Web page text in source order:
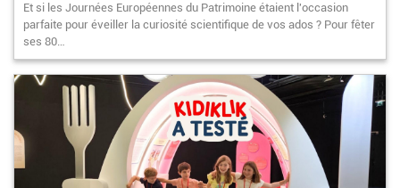
Et si les Journées Européennes du Patrimoine étaient l'occasion
parfaite pour éveiller la curiosité scientifique de vos ados ? Pour fêter
ses 80…